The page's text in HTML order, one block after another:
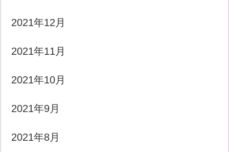
2021年12月
2021年11月
2021年10月
2021年9月
2021年8月